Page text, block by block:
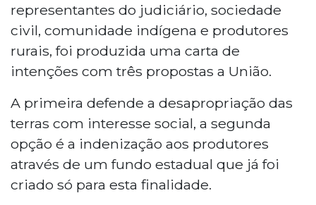
representantes do judiciário, sociedade
civil, comunidade indígena e produtores
rurais, foi produzida uma carta de
intenções com três propostas a União.
A primeira defende a desapropriação das
terras com interesse social, a segunda
opção é a indenização aos produtores
através de um fundo estadual que já foi
criado só para esta finalidade.